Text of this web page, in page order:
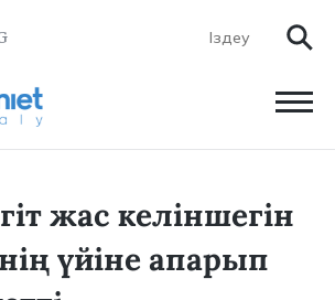
жас келіншегін
үйіне апарып